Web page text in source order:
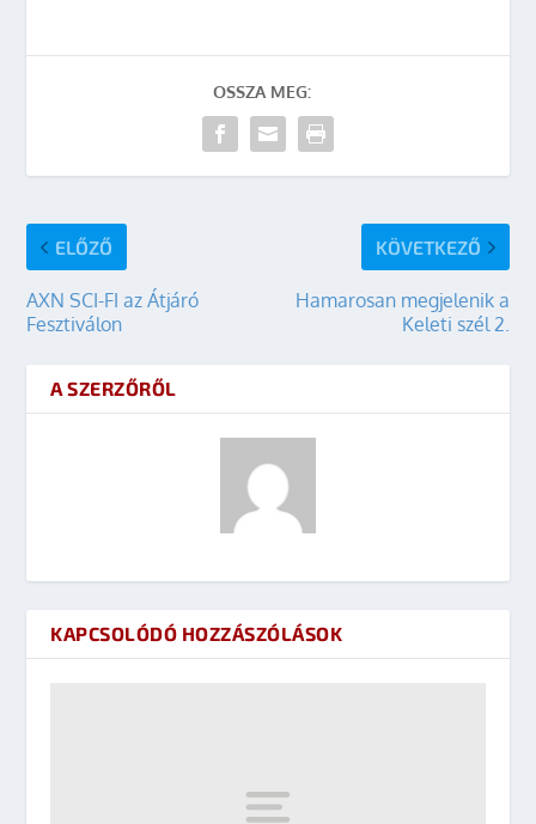
OSSZA MEG:
ELŐZŐ
AXN SCI-FI az Átjáró
Fesztiválon
KÖVETKEZŐ
Hamarosan megjelenik a
Keleti szél 2.
A SZERZŐRŐL
KAPCSOLÓDÓ HOZZÁSZÓLÁSOK